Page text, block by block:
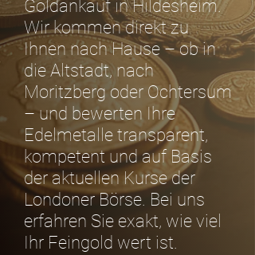
Goldankauf in Hildesheim.
Wir kommen direkt zu
Ihnen nach Hause – ob in
die Altstadt, nach
Moritzberg oder Ochtersum
– und bewerten Ihre
Edelmetalle transparent,
kompetent und auf Basis
der aktuellen Kurse der
Londoner Börse. Bei uns
erfahren Sie exakt, wie viel
Ihr Feingold wert ist.